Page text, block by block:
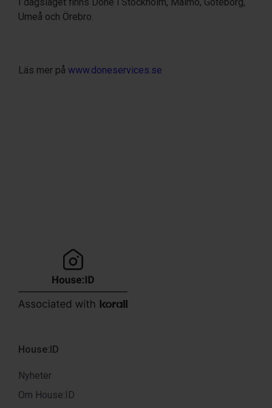
I dagsläget finns Done i Stockholm, Malmö, Göteborg,
Umeå och Örebro.
Läs mer på www.doneservices.se
House:ID
Nyheter
Om House:ID